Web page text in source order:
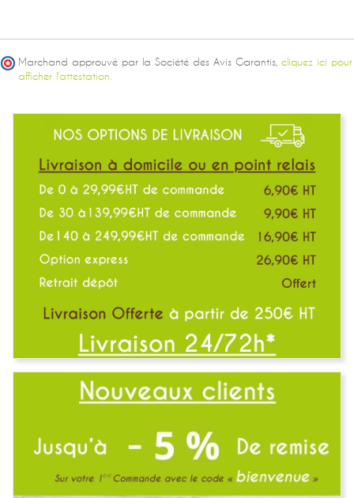
Marchand approuvé par la Société des Avis Garantis, cliquez ici pour
afficher l'attestation.